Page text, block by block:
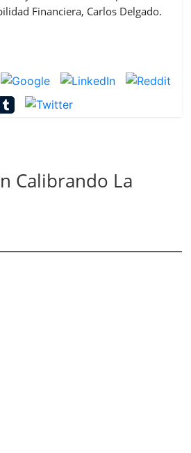
Financiera, Carlos Delgado.
Calibrando La